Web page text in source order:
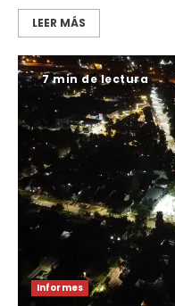
LEER MÁS
7 min de lectura
Informes